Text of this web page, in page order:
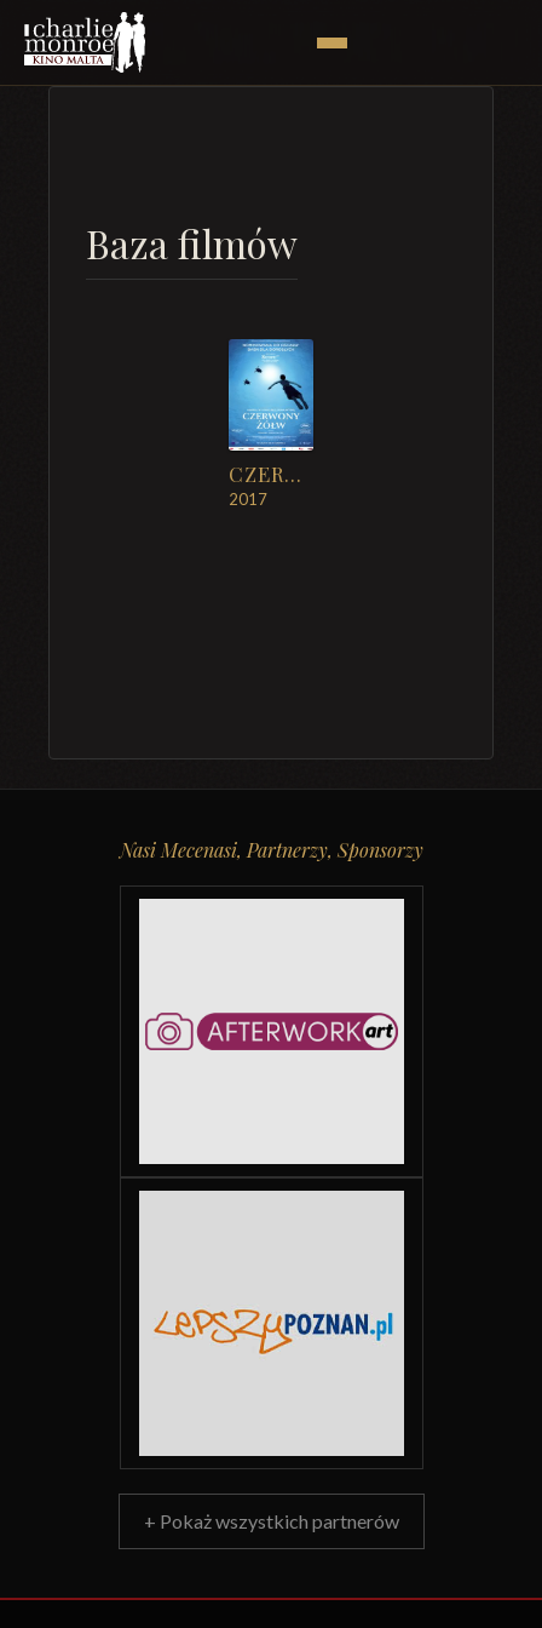
Baza filmów
CZERWONY ŻÓŁW
2017
Nasi Mecenasi, Partnerzy, Sponsorzy
+ Pokaż wszystkich partnerów